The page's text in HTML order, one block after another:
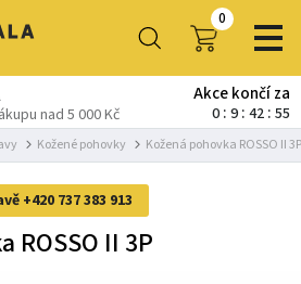
0
nad 5 000 Kč
Akce končí za
0 9 42 54
Kožené pohovky Kožená pohovka ROSSO II 3P
+420 737 383 913
ROSSO II 3P